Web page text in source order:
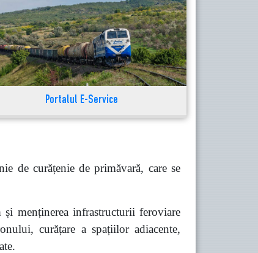
Portalul E-Service
de curățenie de primăvară, care se
menținerea infrastructurii feroviare
curățare a spațiilor adiacente,